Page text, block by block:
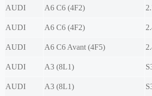
AUDI
A6 C6 (4F2)
AUDI
A6 C6 (4F2)
AUDI
A6 C6 Avant (4F5)
AUDI
A3 (8L1)
AUDI
A3 (8L1)